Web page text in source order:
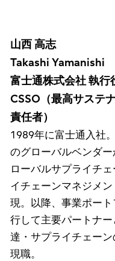
山西 高志
Takashi Yamanishi
富士通株式会社 執行
CSSO（最高サステ
責任者）
1989年に富士通入社
のグローバルベンダ
ローバルサプライチ
イチェーンマネジメ
現。以降、事業ポー
行して主要パートナ
達・サプライチェー
現職。